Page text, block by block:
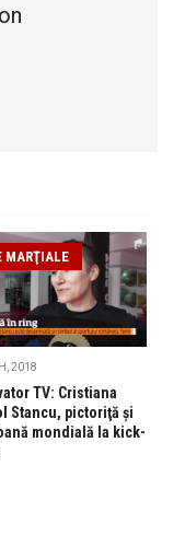
MARŢIALE
2018
TV: Cristiana
Stancu, pictoriţă şi
mondială la kick-